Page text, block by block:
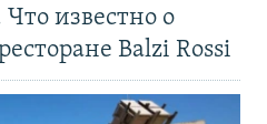
известно о
Balzi Rossi